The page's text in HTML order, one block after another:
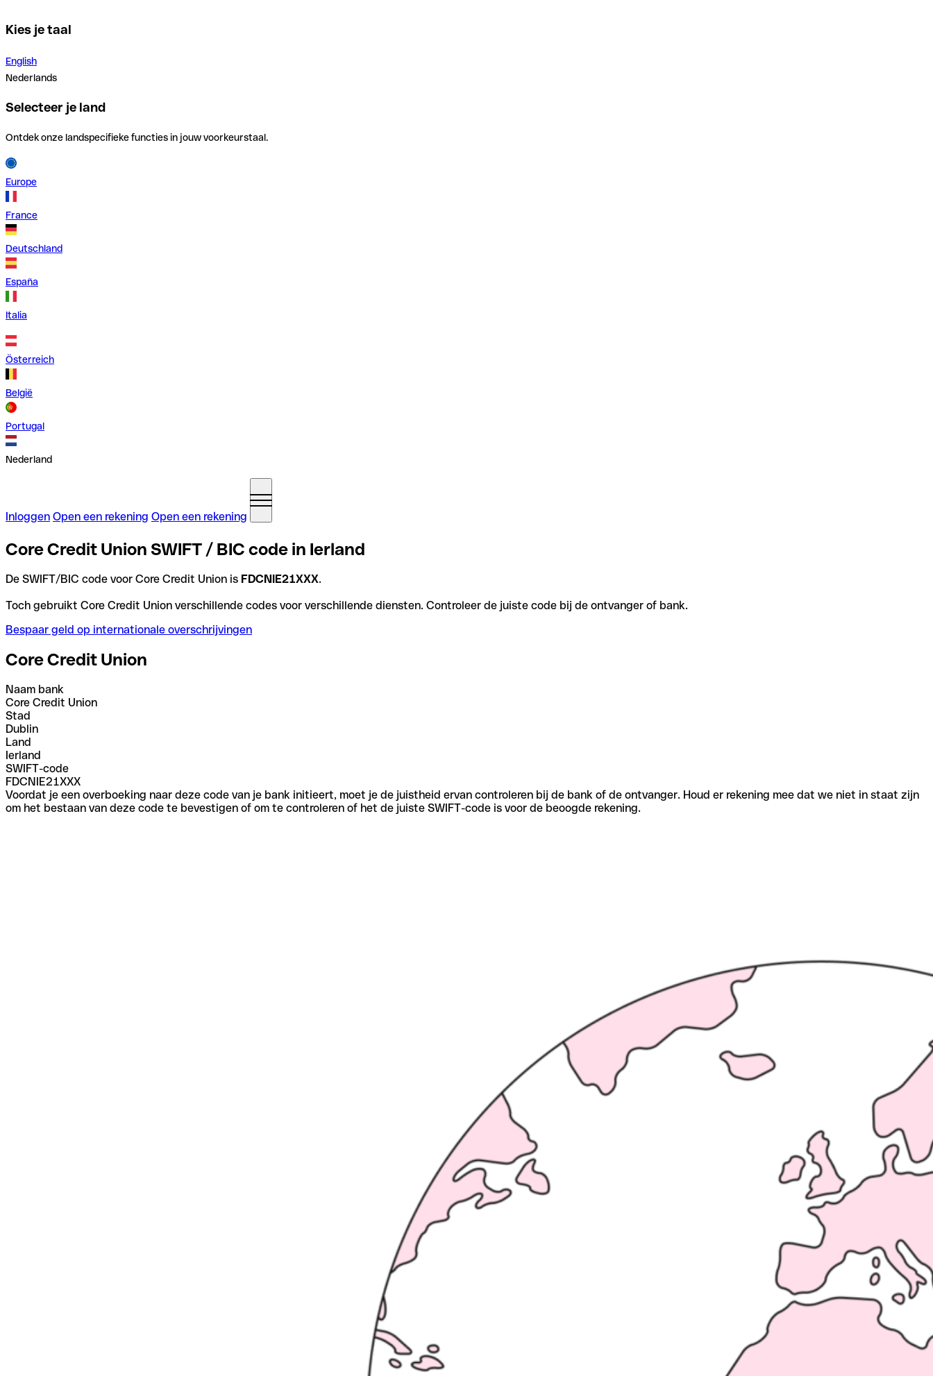
Kies je taal
English
Nederlands
Selecteer je land
Ontdek onze landspecifieke functies in jouw voorkeurstaal.
Europe
France
Deutschland
España
Italia
Österreich
België
Portugal
Nederland
Inloggen Open een rekening Open een rekening
Core Credit Union SWIFT / BIC code in Ierland
De SWIFT/BIC code voor Core Credit Union is FDCNIE21XXX.
Toch gebruikt Core Credit Union verschillende codes voor verschillende diensten. Controleer de juiste code bij de ontvanger of bank.
Bespaar geld op internationale overschrijvingen
Core Credit Union
Naam bank
Core Credit Union
Stad
Dublin
Land
Ierland
SWIFT-code
FDCNIE21XXX
Voordat je een overboeking naar deze code van je bank initieert, moet je de juistheid ervan controleren bij de bank of de ontvanger. Houd er rekening mee dat we niet in staat zijn
om het bestaan van deze code te bevestigen of om te controleren of het de juiste SWIFT-code is voor de beoogde rekening.